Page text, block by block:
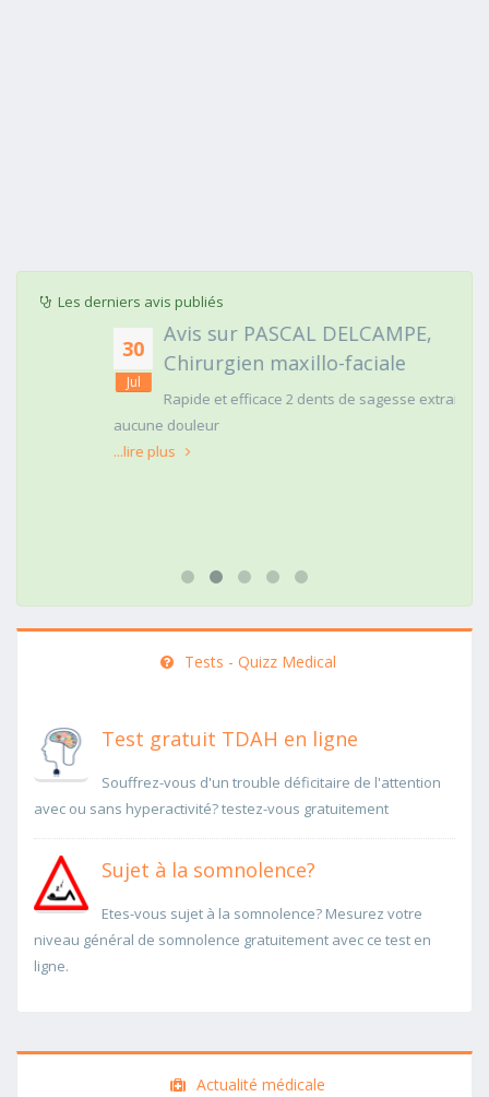
Les derniers avis publiés
Avis sur PASCAL DELCAMPE,
Chirurgien maxillo-faciale
Rapide et efficace 2 dents de sagesse extraites
aucune douleur
...lire plus
Tests - Quizz Medical
Test gratuit TDAH en ligne
Souffrez-vous d'un trouble déficitaire de l'attention
avec ou sans hyperactivité? testez-vous gratuitement
Sujet à la somnolence?
Etes-vous sujet à la somnolence? Mesurez votre
niveau général de somnolence gratuitement avec ce test en
ligne.
Actualité médicale